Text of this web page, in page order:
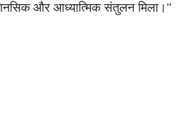
और आध्यात्मिक संतुलन मिला।"